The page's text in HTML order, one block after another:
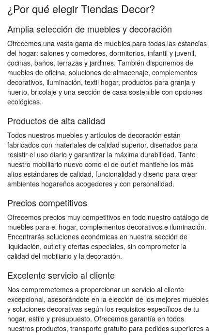
¿Por qué elegir Tiendas Decor?
Amplia selección de muebles y decoración
Ofrecemos una vasta gama de muebles para todas las estancias
del hogar: salones y comedores, dormitorios, infantil y juvenil,
cocinas, baños, terrazas y jardines. También disponemos de
muebles de oficina, soluciones de almacenaje, complementos
decorativos, iluminación, textil hogar, productos para granja y
huerto, bricolaje y una sección de casa sostenible con opciones
ecológicas.
Productos de alta calidad
Todos nuestros muebles y artículos de decoración están
fabricados con materiales de calidad superior, diseñados para
resistir el uso diario y garantizar la máxima durabilidad. Tanto
nuestro mobiliario nuevo como el de outlet mantiene los más
altos estándares de calidad, funcionalidad y diseño para crear
ambientes hogareños acogedores y con personalidad.
Precios competitivos
Ofrecemos precios muy competitivos en todo nuestro catálogo de
muebles para el hogar, complementos decorativos e iluminación.
Encontrarás soluciones económicas en nuestra sección de
liquidación, outlet y ofertas especiales, sin comprometer la
calidad del mobiliario y la decoración.
Excelente servicio al cliente
Nos comprometemos a proporcionar un servicio al cliente
excepcional, asesorándote en la elección de los mejores muebles
y soluciones decorativas según los requisitos específicos de tu
hogar, estilo y presupuesto. Ofrecemos garantía en todos
nuestros productos, transporte gratuito para pedidos superiores a